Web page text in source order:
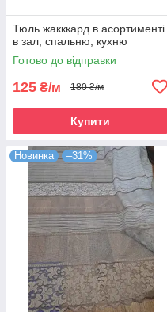
Тюль жакккард в асортименті
в зал, спальню, кухню
Готово до відправки
125 ₴/м 180 ₴/м
Купити
Новинка –31%